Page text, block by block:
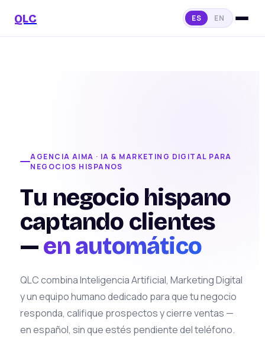
QLC ES EN
AGENCIA AIMA · IA & MARKETING DIGITAL PARA
NEGOCIOS HISPANOS
Tu negocio hispano
captando clientes
—en automático
QLC combina Inteligencia Artificial, Marketing Digital
y un equipo humano dedicado para que tu negocio
responda, califique prospectos y cierre ventas —
en español, sin que estés pendiente del teléfono.